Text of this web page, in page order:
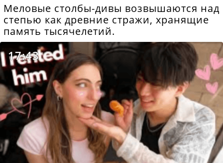
Меловые столбы-дивы возвышаются над
степью как древние стражи, хранящие
память тысячелетий.
17:43